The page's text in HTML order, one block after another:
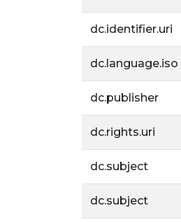
dc.identifier.uri
dc.language.iso
dc.publisher
dc.rights.uri
dc.subject
dc.subject